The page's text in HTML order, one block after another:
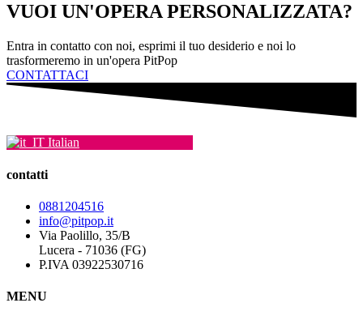
VUOI UN'OPERA PERSONALIZZATA?
Entra in contatto con noi, esprimi il tuo desiderio e noi lo
trasformeremo in un'opera PitPop
CONTATTACI
Italian
contatti
0881204516
info@pitpop.it
Via Paolillo, 35/B
Lucera - 71036 (FG)
P.IVA 03922530716
MENU